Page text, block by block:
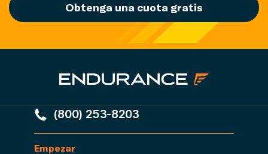
Obtenga una cuota gratis
(800) 253-8203
Empezar